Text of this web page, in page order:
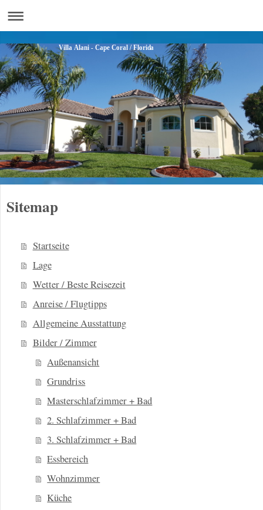
Villa Alani - Cape Coral / Florida
Sitemap
Startseite
Lage
Wetter / Beste Reisezeit
Anreise / Flugtipps
Allgemeine Ausstattung
Bilder / Zimmer
Außenansicht
Grundriss
Masterschlafzimmer + Bad
2. Schlafzimmer + Bad
3. Schlafzimmer + Bad
Essbereich
Wohnzimmer
Küche